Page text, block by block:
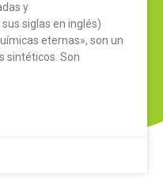
y
siglas en inglés)
eternas», son un
sintéticos. Son